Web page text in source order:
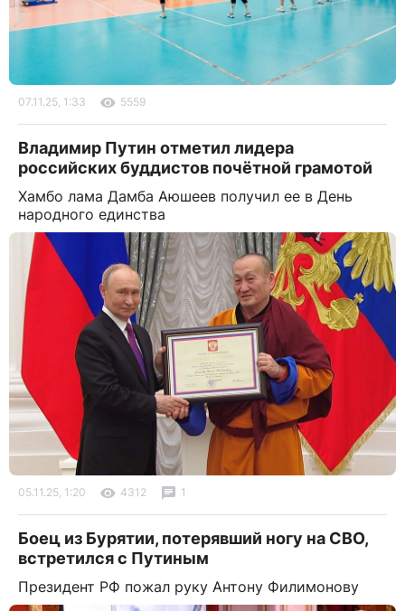
07.11.25, 1:33 5559
Владимир Путин отметил лидера
российских буддистов почётной грамотой
Хамбо лама Дамба Аюшеев получил ее в День
народного единства
05.11.25, 1:20 4312 1
Боец из Бурятии, потерявший ногу на СВО,
встретился с Путиным
Президент РФ пожал руку Антону Филимонову